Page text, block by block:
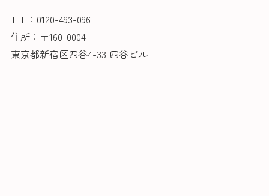
TEL：0120-493-096
住所：〒160-0004
東京都新宿区四谷4-33 四谷ビル